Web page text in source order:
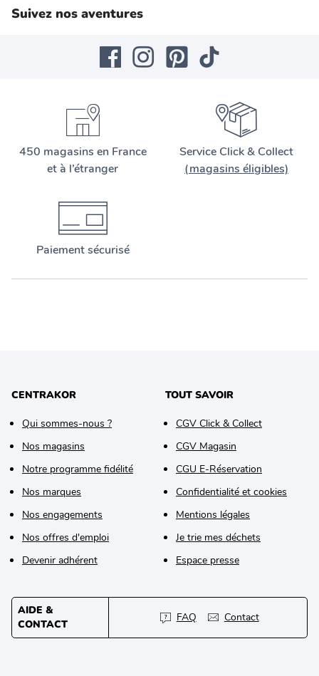
Suivez nos aventures
450 magasins en France
et à l’étranger
Service Click & Collect
(magasins éligibles)
Paiement sécurisé
CENTRAKOR
Qui sommes-nous ?
Nos magasins
Notre programme fidélité
Nos marques
Nos engagements
Nos offres d'emploi
Devenir adhérent
TOUT SAVOIR
CGV Click & Collect
CGV Magasin
CGU E-Réservation
Confidentialité et cookies
Mentions légales
Je trie mes déchets
Espace presse
AIDE &
CONTACT
FAQ Contact